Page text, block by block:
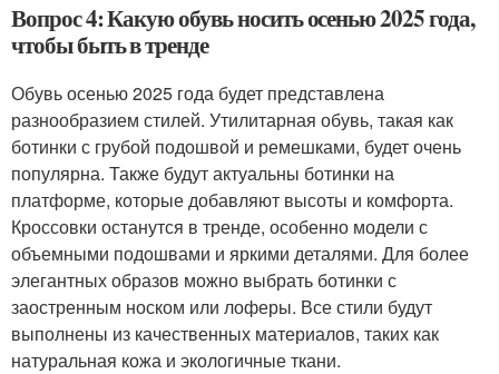
Вопрос 4: Какую обувь носить осенью 2025 года,
чтобы быть в тренде
Обувь осенью 2025 года будет представлена
разнообразием стилей. Утилитарная обувь, такая как
ботинки с грубой подошвой и ремешками, будет очень
популярна. Также будут актуальны ботинки на
платформе, которые добавляют высоты и комфорта.
Кроссовки останутся в тренде, особенно модели с
объемными подошвами и яркими деталями. Для более
элегантных образов можно выбрать ботинки с
заостренным носком или лоферы. Все стили будут
выполнены из качественных материалов, таких как
натуральная кожа и экологичные ткани.